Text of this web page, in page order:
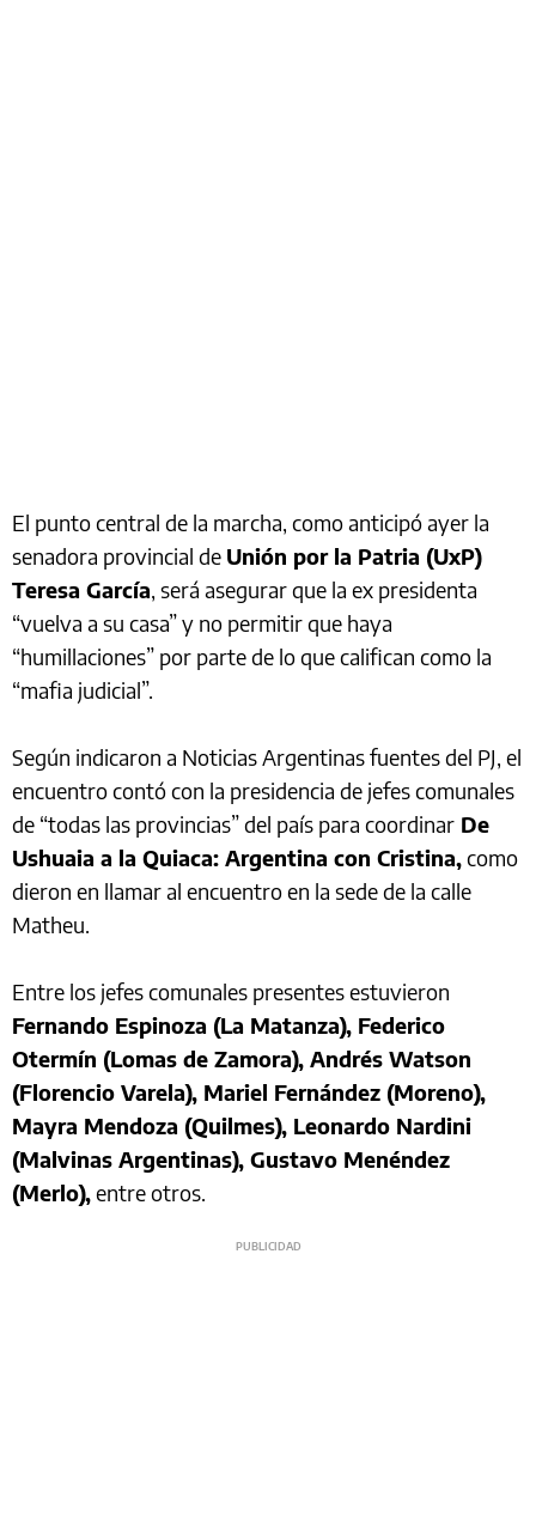
El punto central de la marcha, como anticipó ayer la
senadora provincial de Unión por la Patria (UxP)
Teresa García, será asegurar que la ex presidenta
“vuelva a su casa” y no permitir que haya
“humillaciones” por parte de lo que califican como la
“mafia judicial”.
Según indicaron a Noticias Argentinas fuentes del PJ, el
encuentro contó con la presidencia de jefes comunales
de “todas las provincias” del país para coordinar De
Ushuaia a la Quiaca: Argentina con Cristina,como
dieron en llamar al encuentro en la sede de la calle
Matheu.
Entre los jefes comunales presentes estuvieron
Fernando Espinoza (La Matanza), Federico
Otermín (Lomas de Zamora), Andrés Watson
(Florencio Varela), Mariel Fernández (Moreno),
Mayra Mendoza (Quilmes), Leonardo Nardini
(Malvinas Argentinas), Gustavo Menéndez
(Merlo),entre otros.